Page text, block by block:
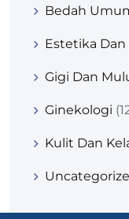
Bedah
Estetika
Gigi Dan
Ginekologi
Kulit Dan